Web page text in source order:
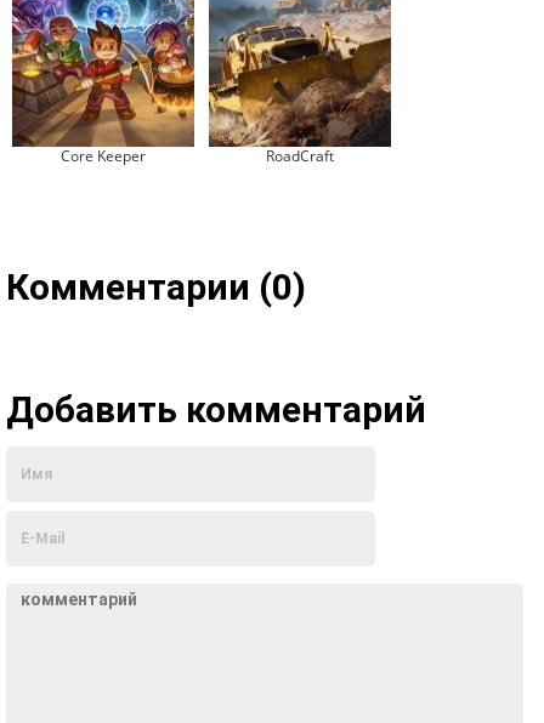
Core Keeper RoadCraft
Комментарии (0)
Добавить комментарий